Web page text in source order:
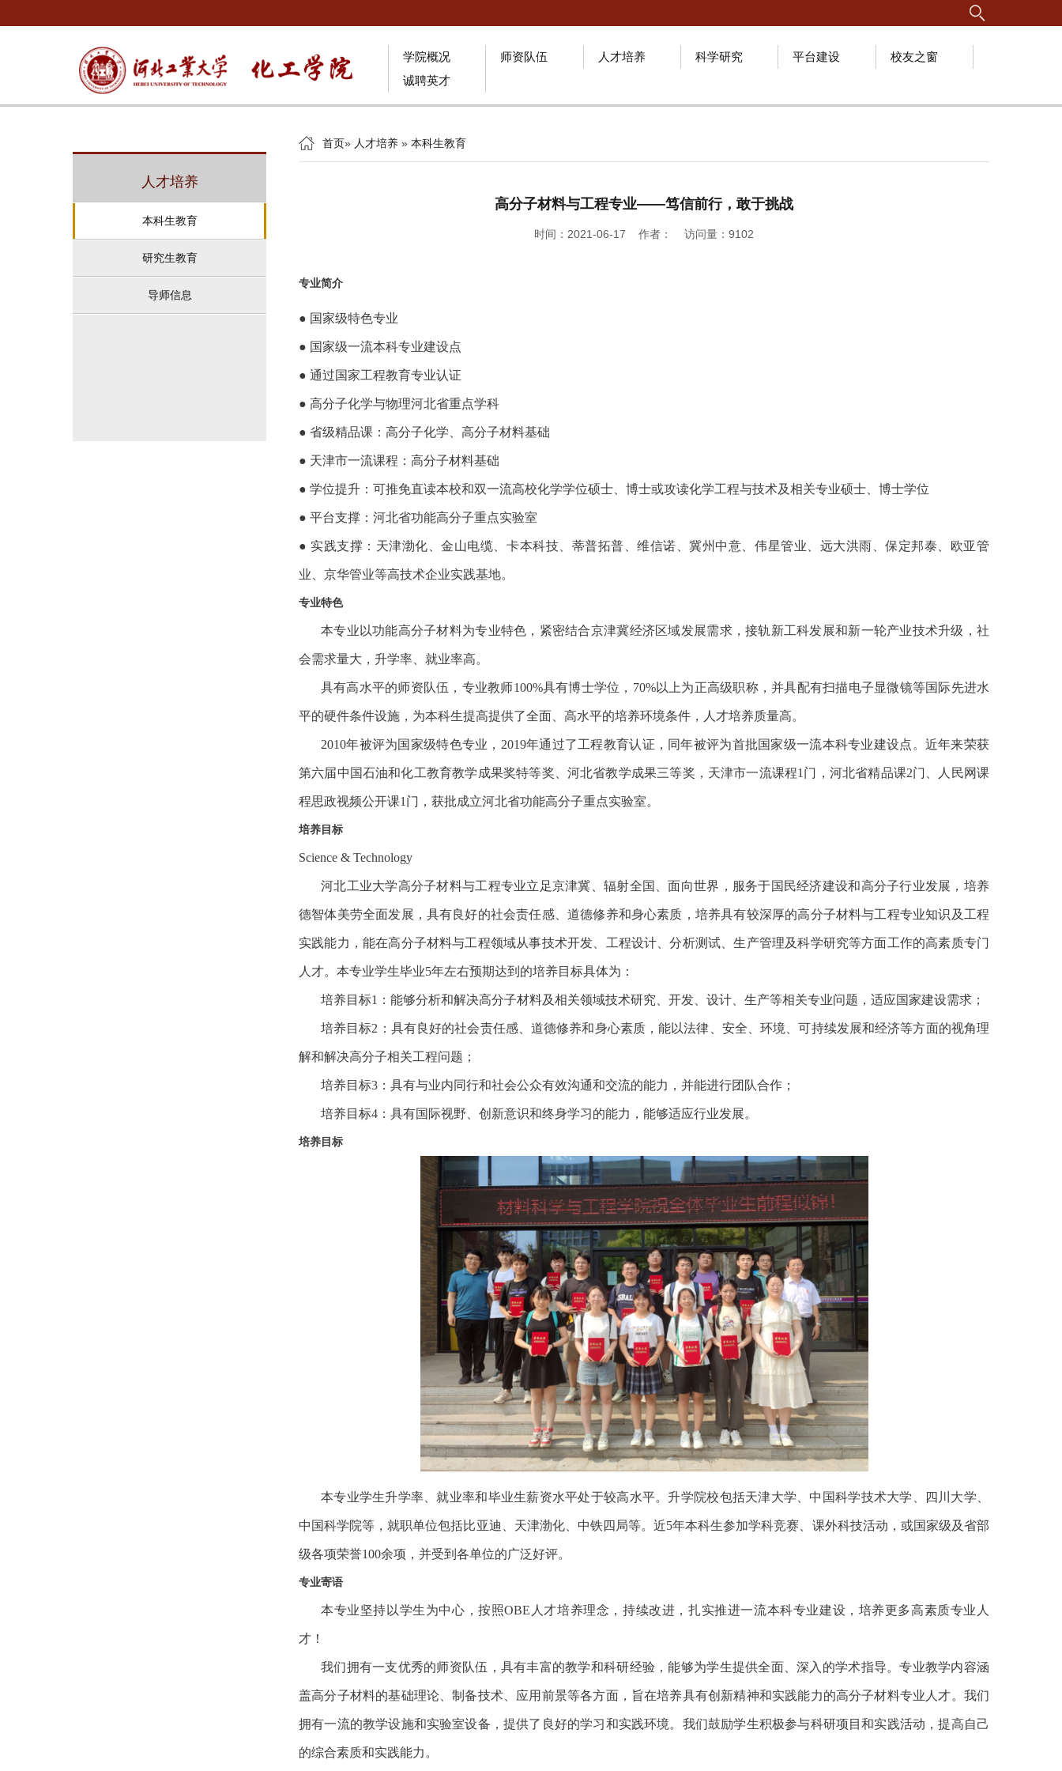
学院概况 师资队伍 人才培养 科学研究 平台建设
校友之窗
诚聘英才
人才培养
本科生教育
研究生教育
导师信息
首页» 人才培养 » 本科生教育
高分子材料与工程专业——笃信前行，敢于挑战
时间：2021-06-17 作者： 访问量： 9102
专业简介
● 国家级特色专业
● 国家级一流本科专业建设点
● 通过国家工程教育专业认证
● 高分子化学与物理河北省重点学科
● 省级精品课：高分子化学、高分子材料基础
● 天津市一流课程：高分子材料基础
● 学位提升：可推免直读本校和双一流高校化学学位硕士、博士或攻读化学工程与技术及相关专业硕士、博士学位
● 平台支撑：河北省功能高分子重点实验室
● 实践支撑：天津渤化、金山电缆、卡本科技、蒂普拓普、维信诺、冀州中意、伟星管业、远大洪雨、保定邦泰、欧亚管
业、京华管业等高技术企业实践基地。
专业特色
本专业以功能高分子材料为专业特色，紧密结合京津冀经济区域发展需求，接轨新工科发展和新一轮产业技术升级，社
会需求量大，升学率、就业率高。
具有高水平的师资队伍，专业教师100%具有博士学位，70%以上为正高级职称，并具配有扫描电子显微镜等国际先进水
平的硬件条件设施，为本科生提高提供了全面、高水平的培养环境条件，人才培养质量高。
2010年被评为国家级特色专业，2019年通过了工程教育认证，同年被评为首批国家级一流本科专业建设点。近年来荣获
第六届中国石油和化工教育教学成果奖特等奖、河北省教学成果三等奖，天津市一流课程1门，河北省精品课2门、人民网课
程思政视频公开课1门，获批成立河北省功能高分子重点实验室。
培养目标
Science & Technology
河北工业大学高分子材料与工程专业立足京津冀、辐射全国、面向世界，服务于国民经济建设和高分子行业发展，培养
德智体美劳全面发展，具有良好的社会责任感、道德修养和身心素质，培养具有较深厚的高分子材料与工程专业知识及工程
实践能力，能在高分子材料与工程领域从事技术开发、工程设计、分析测试、生产管理及科学研究等方面工作的高素质专门
人才。本专业学生毕业5年左右预期达到的培养目标具体为：
培养目标1：能够分析和解决高分子材料及相关领域技术研究、开发、设计、生产等相关专业问题，适应国家建设需求；
培养目标2：具有良好的社会责任感、道德修养和身心素质，能以法律、安全、环境、可持续发展和经济等方面的视角理
解和解决高分子相关工程问题；
培养目标3：具有与业内同行和社会公众有效沟通和交流的能力，并能进行团队合作；
培养目标4：具有国际视野、创新意识和终身学习的能力，能够适应行业发展。
培养目标
本专业学生升学率、就业率和毕业生薪资水平处于较高水平。升学院校包括天津大学、中国科学技术大学、四川大学、
中国科学院等，就职单位包括比亚迪、天津渤化、中铁四局等。近5年本科生参加学科竞赛、课外科技活动，或国家级及省部
级各项荣誉100余项，并受到各单位的广泛好评。
专业寄语
本专业坚持以学生为中心，按照OBE人才培养理念，持续改进，扎实推进一流本科专业建设，培养更多高素质专业人
才！
我们拥有一支优秀的师资队伍，具有丰富的教学和科研经验，能够为学生提供全面、深入的学术指导。专业教学内容涵
盖高分子材料的基础理论、制备技术、应用前景等各方面，旨在培养具有创新精神和实践能力的高分子材料专业人才。我们
拥有一流的教学设施和实验室设备，提供了良好的学习和实践环境。我们鼓励学生积极参与科研项目和实践活动，提高自己
的综合素质和实践能力。